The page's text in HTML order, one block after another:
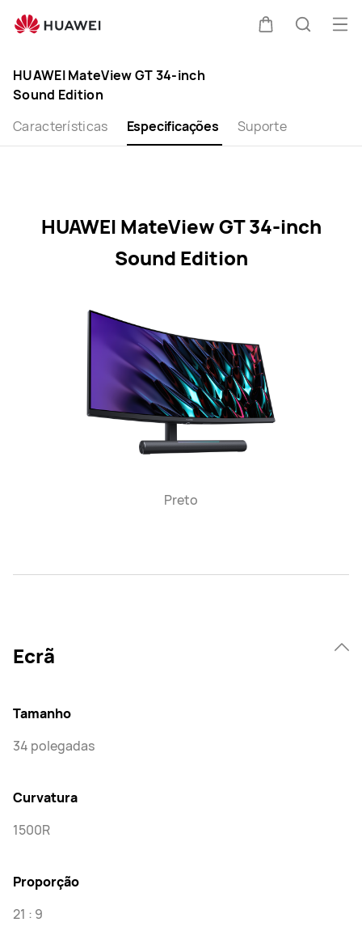
MateView
34-
inch
Edition
Specification
HUAWEI MateView GT 34-inch
Sound Edition
Características
Especificações Suporte
HUAWEI MateView GT 34-inch
Sound Edition
Preto
Ecrã
Tamanho
34 polegadas
Curvatura
1500R
Proporção
21 : 9